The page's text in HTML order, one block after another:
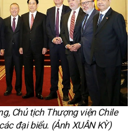
Chủ tịch Thượng viện Chile
đại biểu. (Ảnh XUÂN KỲ)